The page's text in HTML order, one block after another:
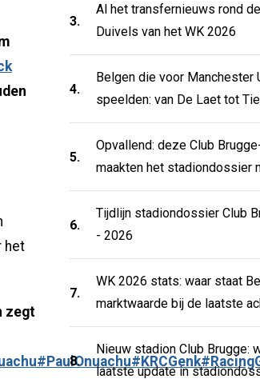
het
zegt
#PaulOnuachu#KRCGenk
3.
Al het transfernieuws rond
Duivels van het WK 2026
4.
Belgen die voor Manchester
speelden: van De Laet tot
5.
Opvallend: deze Club
maakten het stadiondossier
6.
Tijdlijn stadiondossier Club
- 2026
7.
WK 2026 stats: waar staat
marktwaarde bij de laatste
8.
Nieuw stadion Club Brugge:
laatste update in